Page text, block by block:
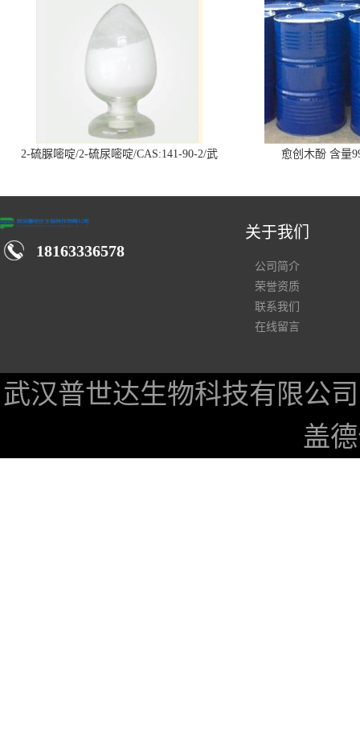
2-硫脲嘧啶/2-硫尿嘧啶/CAS:141-90-2/武
愈创木酚 含量
18163336578
关于我们
公司简介
荣誉资质
联系我们
在线留言
武汉普世达生物科技有限公司
盖